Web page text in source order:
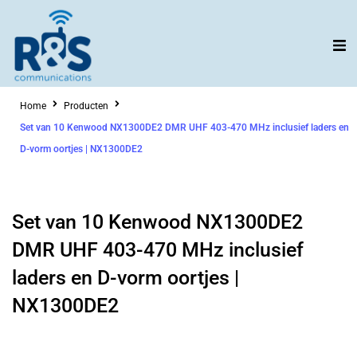
inhoud
Home
Producten
Set van 10 Kenwood NX1300DE2 DMR UHF 403-470 MHz inclusief laders en
D-vorm oortjes | NX1300DE2
Set van 10 Kenwood NX1300DE2
DMR UHF 403-470 MHz inclusief
laders en D-vorm oortjes |
NX1300DE2